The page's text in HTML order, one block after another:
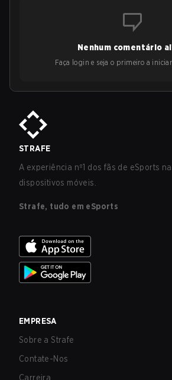
Nenhum comentário
Faça login e seja o primeiro a
STRAFE
A experiência nº1 dos fãs de eSports
dispositivos móveis.
Strafe, tudo em eSports
EMPRESA
Sobre a Strafe
Contate-Nos
Carreira